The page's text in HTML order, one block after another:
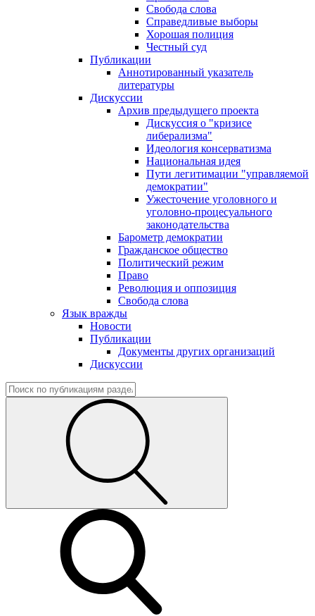
Свобода слова
Справедливые выборы
Хорошая полиция
Честный суд
Публикации
Аннотированный указатель
литературы
Дискуссии
Архив предыдущего проекта
Дискуссия о "кризисе
либерализма"
Идеология консерватизма
Национальная идея
Пути легитимации "управляемой
демократии"
Ужесточение уголовного и
уголовно-процесуального
законодательства
Барометр демократии
Гражданское общество
Политический режим
Право
Революция и оппозиция
Свобода слова
Язык вражды
Новости
Публикации
Документы других организаций
Дискуссии